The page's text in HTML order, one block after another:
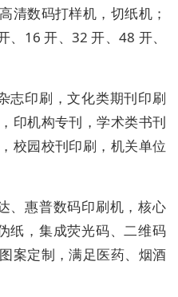
清数码打样机，切纸机；
16 开、32 开、48 开、
志印刷，文化类期刊印刷
印机构专刊，学术类书刊
校园校刊印刷，机关单位
、惠普数码印刷机，核心
纸，集成荧光码、二维码
案定制，满足医药、烟酒